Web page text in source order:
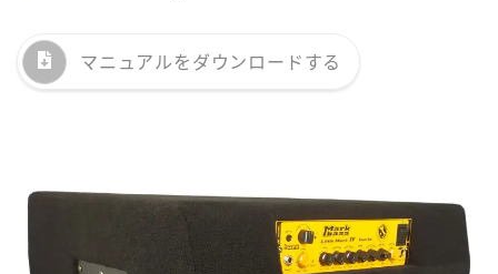
マニュアルをダウンロードする